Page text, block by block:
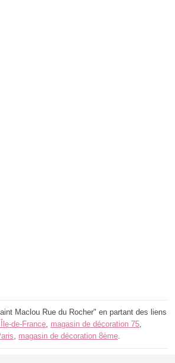
Maclou Rue du Rocher" en partant des liens
de-France magasin de décoration 75
magasin de décoration 8ème